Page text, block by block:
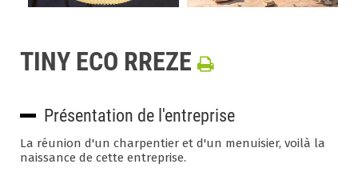
TINY ECO RREZE
Présentation de l'entreprise
La réunion d'un charpentier et d'un menuisier, voilà la
naissance de cette entreprise.